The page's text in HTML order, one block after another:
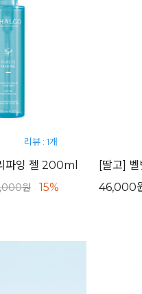
리뷰 : 1개
파잉 젤 200ml
원 15%
[딸고]
46,000